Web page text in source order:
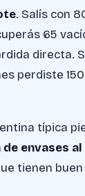
. Salís con
65
directa.
perdiste
típica
envases al
tienen